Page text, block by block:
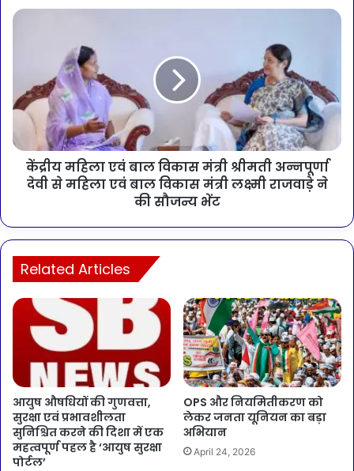
केंद्रीय महिला एवं बाल विकास मंत्री श्रीमती अन्नपूर्णा
देवी से महिला एवं बाल विकास मंत्री लक्ष्मी राजवाड़े ने
की सौजन्य भेंट
Related Articles
आयुष औषधियों की गुणवत्ता,
सुरक्षा एवं प्रभावशीलता
सुनिश्चित करने की दिशा में एक
महत्वपूर्ण पहल है ‘आयुष सुरक्षा
पोर्टल’
OPS और नियमितीकरण को
लेकर जनता यूनियन का बड़ा
अभियान
April 24, 2026